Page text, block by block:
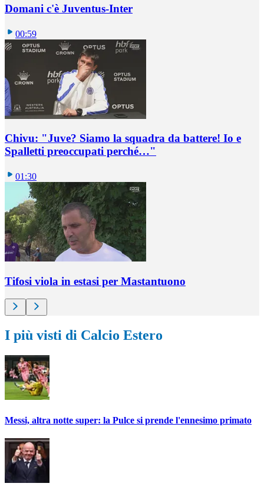
Domani c'è Juventus-Inter
00:59
Chivu: "Juve? Siamo la squadra da battere! Io e
Spalletti preoccupati perché…"
01:30
Tifosi viola in estasi per Mastantuono
I più visti di Calcio Estero
Messi, altra notte super: la Pulce si prende l'ennesimo primato